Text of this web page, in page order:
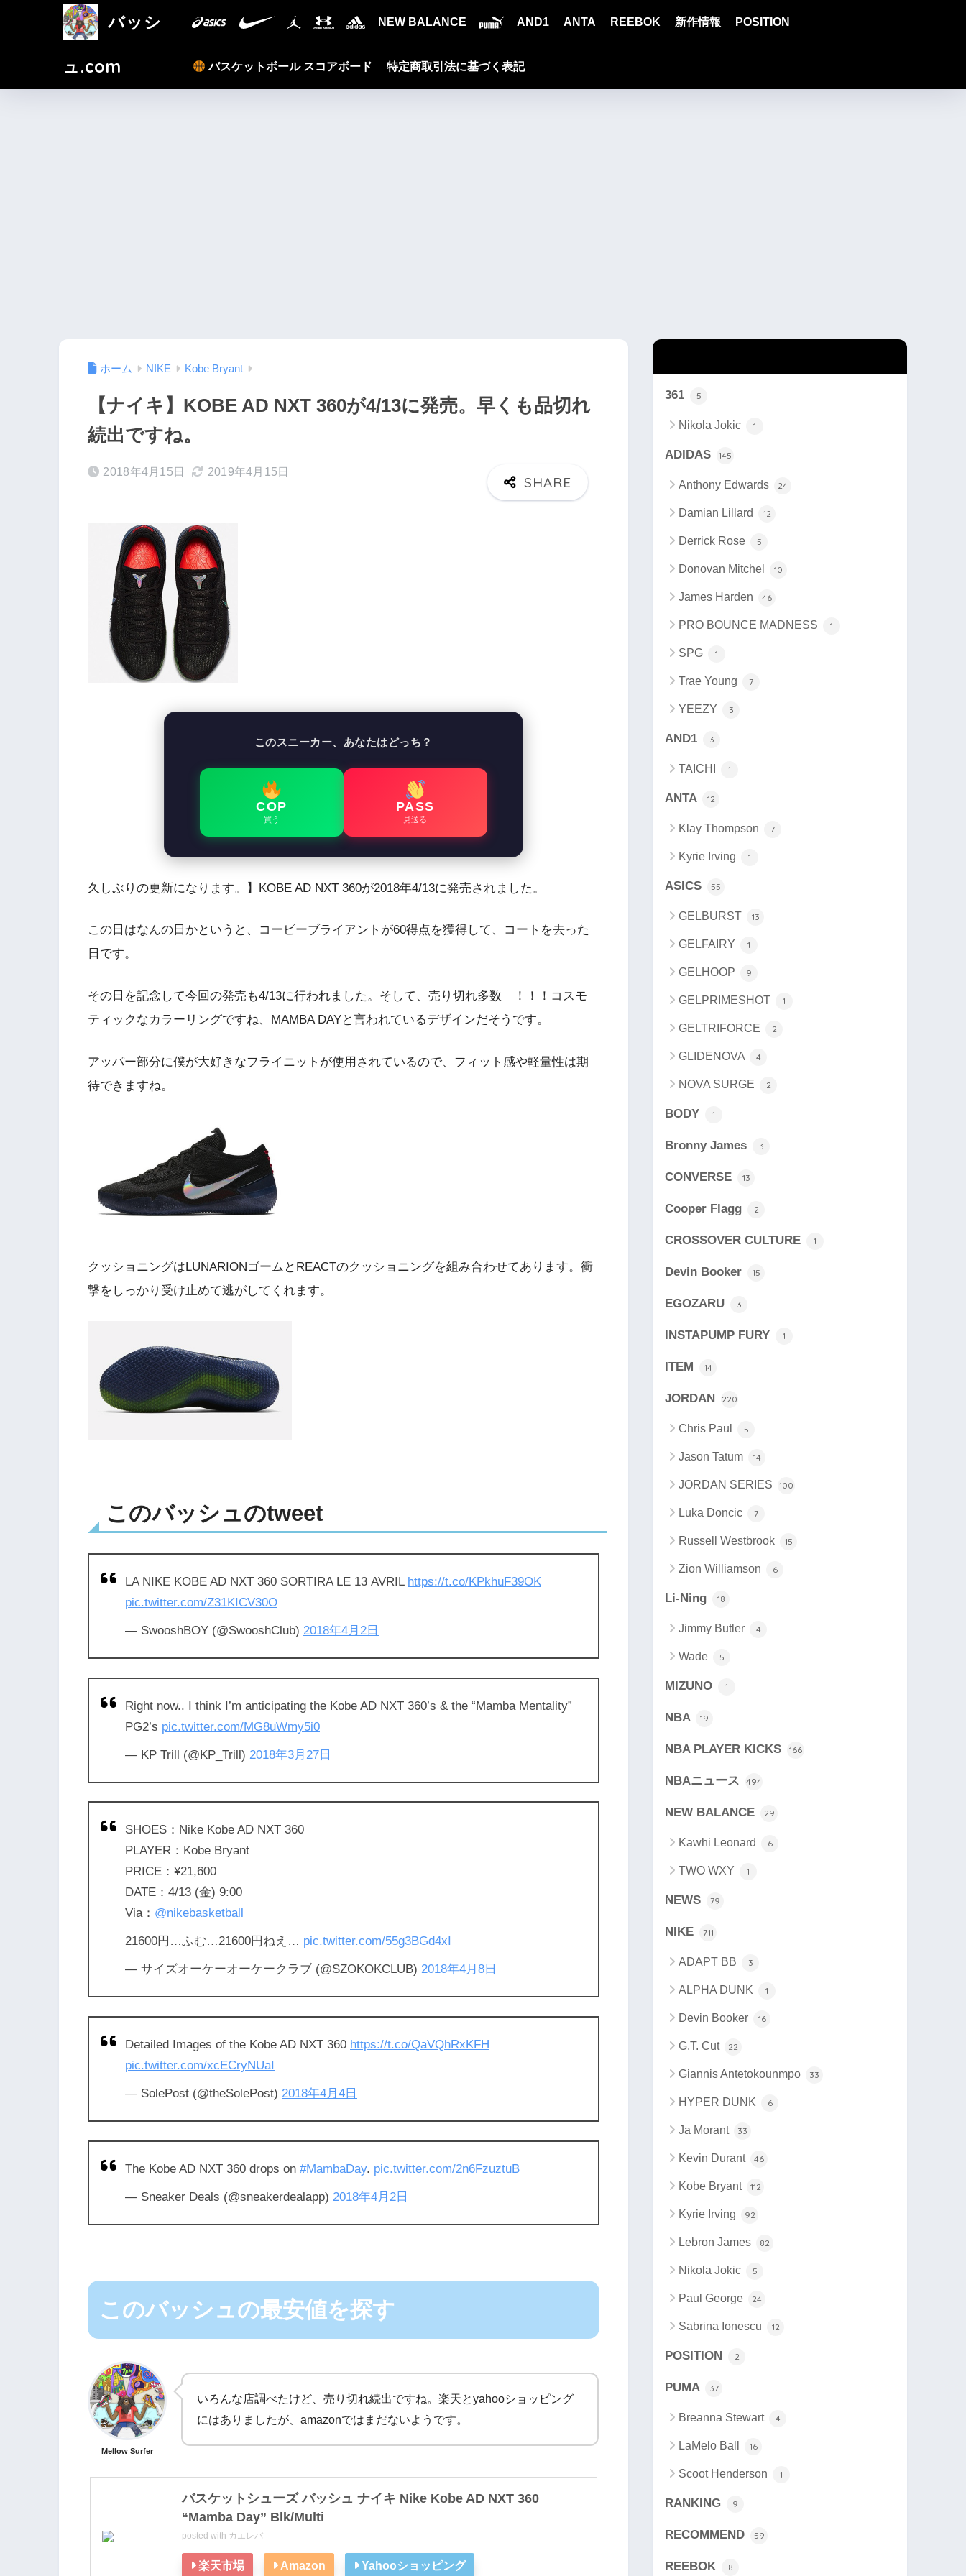
バッシ
ュ.com
NEW BALANCE AND1 ANTA REEBOK 新作情報 POSITION
バスケットボール スコアボード 特定商取引法に基づく表記
ホーム NIKE Kobe Bryant
【ナイキ】KOBE AD NXT 360が4/13に発売。早くも品切れ
続出ですね。
2018年4月15日 2019年4月15日
このスニーカー、あなたはどっち？
COP
買う
PASS
見送る
久しぶりの更新になります。】KOBE AD NXT 360が2018年4/13に発売されました。
この日はなんの日かというと、コービーブライアントが60得点を獲得して、コートを去った
日です。
その日を記念して今回の発売も4/13に行われました。そして、売り切れ多数 ！！！コスモ
ティックなカラーリングですね、MAMBA DAYと言われているデザインだそうです。
アッパー部分に僕が大好きなフライニットが使用されているので、フィット感や軽量性は期
待できますね。
クッショニングはLUNARIONゴームとREACTのクッショニングを組み合わせてあります。衝
撃をしっかり受け止めて逃がしてくれます。
このバッシュのtweet
LA NIKE KOBE AD NXT 360 SORTIRA LE 13 AVRIL https://t.co/KPkhuF39OK
pic.twitter.com/Z31KICV30O
— SwooshBOY (@SwooshClub) 2018年4月2日
Right now.. I think I’m anticipating the Kobe AD NXT 360’s & the “Mamba Mentality”
PG2’s pic.twitter.com/MG8uWmy5i0
— KP Trill (@KP_Trill) 2018年3月27日
SHOES：Nike Kobe AD NXT 360
PLAYER：Kobe Bryant
PRICE：¥21,600
DATE：4/13 (金) 9:00
Via： @nikebasketball
21600円…ふむ…21600円ねえ… pic.twitter.com/55g3BGd4xI
— サイズオーケーオーケークラブ (@SZOKOKCLUB) 2018年4月8日
Detailed Images of the Kobe AD NXT 360 https://t.co/QaVQhRxKFH
pic.twitter.com/xcECryNUaI
— SolePost (@theSolePost) 2018年4月4日
The Kobe AD NXT 360 drops on #MambaDay. pic.twitter.com/2n6FzuztuB
— Sneaker Deals (@sneakerdealapp) 2018年4月2日
このバッシュの最安値を探す
Mellow Surfer
いろんな店調べたけど、売り切れ続出ですね。楽天とyahooショッピング
にはありましたが、amazonではまだないようです。
バスケットシューズ バッシュ ナイキ Nike Kobe AD NXT 360
“Mamba Day” Blk/Multi
posted with カエレバ
楽天市場 Amazon Yahooショッピング
361 5
Nikola Jokic 1
ADIDAS 145
Anthony Edwards 24
Damian Lillard 12
Derrick Rose 5
Donovan Mitchel 10
James Harden 46
PRO BOUNCE MADNESS 1
SPG 1
Trae Young 7
YEEZY 3
AND1 3
TAICHI 1
ANTA 12
Klay Thompson 7
Kyrie Irving 1
ASICS 55
GELBURST 13
GELFAIRY 1
GELHOOP 9
GELPRIMESHOT 1
GELTRIFORCE 2
GLIDENOVA 4
NOVA SURGE 2
BODY 1
Bronny James 3
CONVERSE 13
Cooper Flagg 2
CROSSOVER CULTURE 1
Devin Booker 15
EGOZARU 3
INSTAPUMP FURY 1
ITEM 14
JORDAN 220
Chris Paul 5
Jason Tatum 14
JORDAN SERIES 100
Luka Doncic 7
Russell Westbrook 15
Zion Williamson 6
Li-Ning 18
Jimmy Butler 4
Wade 5
MIZUNO 1
NBA 19
NBA PLAYER KICKS 166
NBAニュース 494
NEW BALANCE 29
Kawhi Leonard 6
TWO WXY 1
NEWS 79
NIKE 711
ADAPT BB 3
ALPHA DUNK 1
Devin Booker 16
G.T. Cut 22
Giannis Antetokounmpo 33
HYPER DUNK 6
Ja Morant 33
Kevin Durant 46
Kobe Bryant 112
Kyrie Irving 92
Lebron James 82
Nikola Jokic 5
Paul George 24
Sabrina Ionescu 12
POSITION 2
PUMA 37
Breanna Stewart 4
LaMelo Ball 16
Scoot Henderson 1
RANKING 9
RECOMMEND 59
REEBOK 8